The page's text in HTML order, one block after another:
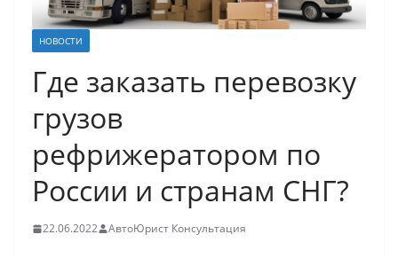
НОВОСТИ
Где заказать перевозку
грузов
рефрижератором по
России и странам СНГ?
22.06.2022 АвтоЮрист Консультация